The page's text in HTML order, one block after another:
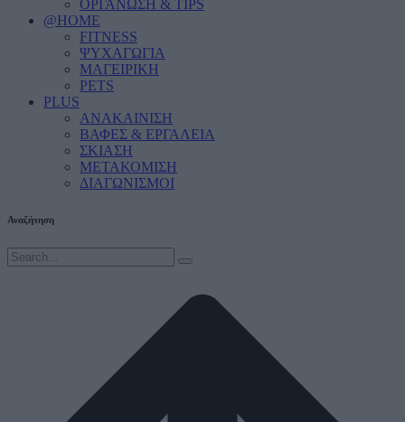
ΟΡΓΑΝΩΣΗ & TIPS
@HOME
FITNESS
ΨΥΧΑΓΩΓΙΑ
ΜΑΓΕΙΡΙΚΗ
PETS
PLUS
ΑΝΑΚΑΙΝΙΣΗ
ΒΑΦΕΣ & ΕΡΓΑΛΕΙΑ
ΣΚΙΑΣΗ
ΜΕΤΑΚΟΜΙΣΗ
ΔΙΑΓΩΝΙΣΜΟΙ
Αναζήτηση